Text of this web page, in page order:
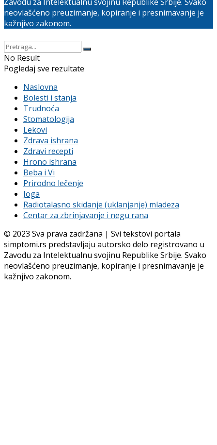
neovlašćeno preuzimanje, kopiranje i presnimavanje je
kažnjivo zakonom.
No Result
Pogledaj sve rezultate
Naslovna
Bolesti i stanja
Trudnoća
Stomatologija
Lekovi
Zdrava ishrana
Zdravi recepti
Hrono ishrana
Beba i Vi
Prirodno lečenje
Joga
Radiotalasno skidanje (uklanjanje) mladeza
Centar za zbrinjavanje i negu rana
© 2023 Sva prava zadržana | Svi tekstovi portala
simptomi.rs predstavljaju autorsko delo registrovano u
Zavodu za Intelektualnu svojinu Republike Srbije. Svako
neovlašćeno preuzimanje, kopiranje i presnimavanje je
kažnjivo zakonom.